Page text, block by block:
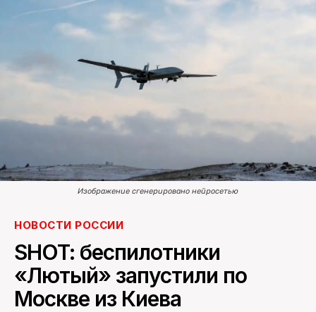
О НАС
ПОИСК ПО САЙТУ
Изображение сгенерировано нейросетью
НОВОСТИ РОССИИ
SHOT: беспилотники
«Лютый» запустили по
Москве из Киева